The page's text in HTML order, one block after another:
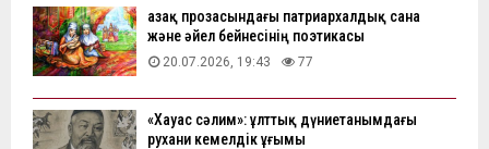
Қазақ прозасындағы патриархалдық сана
және әйел бейнесінің поэтикасы
20.07.2026, 19:43 77
«Хауас сәлим»: ұлттық дүниетанымдағы
рухани кемелдік ұғымы